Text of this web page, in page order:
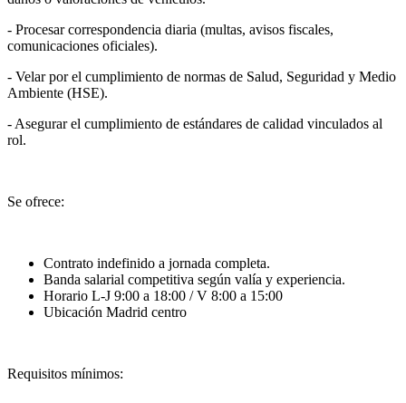
- Procesar correspondencia diaria (multas, avisos fiscales,
comunicaciones oficiales).
- Velar por el cumplimiento de normas de Salud, Seguridad y Medio
Ambiente (HSE).
- Asegurar el cumplimiento de estándares de calidad vinculados al
rol.
Se ofrece:
Contrato indefinido a jornada completa.
Banda salarial competitiva según valía y experiencia.
Horario L-J 9:00 a 18:00 / V 8:00 a 15:00
Ubicación Madrid centro
Requisitos mínimos: